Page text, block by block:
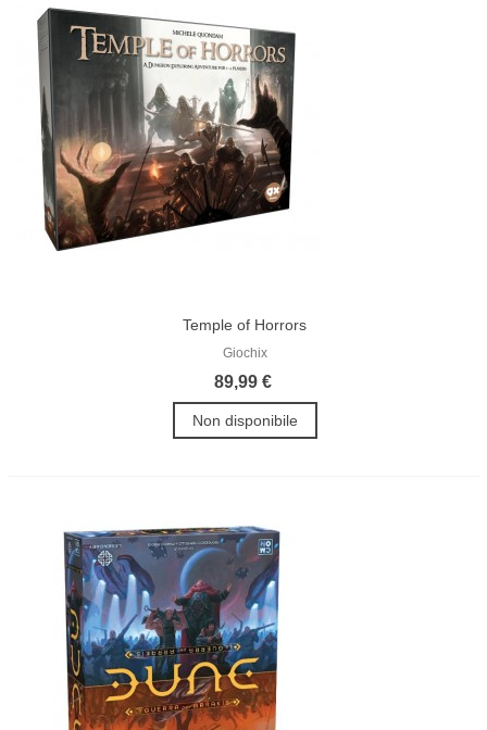
Temple of Horrors
Giochix
89,99 €
Non disponibile